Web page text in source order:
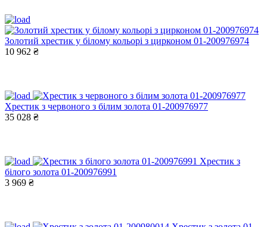
Золотий хрестик у білому кольорі з цирконом 01-200976974
10 962 ₴
Хрестик з червоного з білим золота 01-200976977
35 028 ₴
Хрестик з
білого золота 01-200976991
3 969 ₴